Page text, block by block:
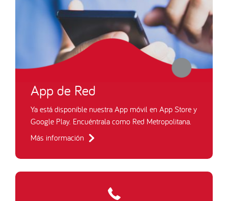
App de Red
Ya está disponible nuestra App móvil en App Store y
Google Play. Encuéntrala como Red Metropolitana.
Más información